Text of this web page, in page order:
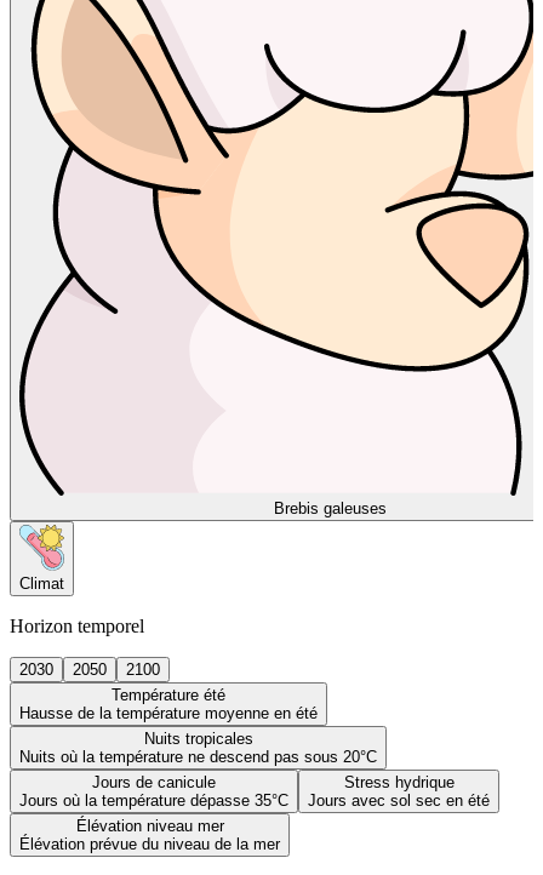
Brebis galeuses
Climat
Horizon temporel
2030 2050
2100
Température été
Hausse de la température moyenne en été
Nuits tropicales
Nuits où la température ne descend pas sous 20°C
Jours de canicule
Jours où la température dépasse 35°C
Stress hydrique
Jours avec sol sec en été
Élévation niveau mer
Élévation prévue du niveau de la mer